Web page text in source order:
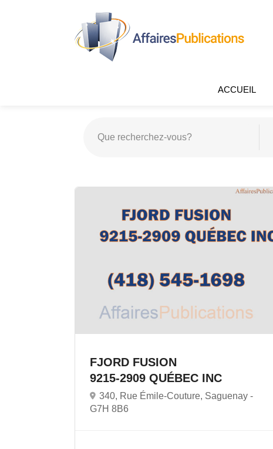
ACCUEIL
FJORD FUSION
9215-2909 QUÉBEC INC
340, Rue Émile-Couture, Saguenay -
G7H 8B6